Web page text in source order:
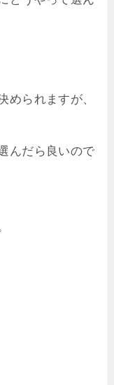
められますが、
んだら良いので